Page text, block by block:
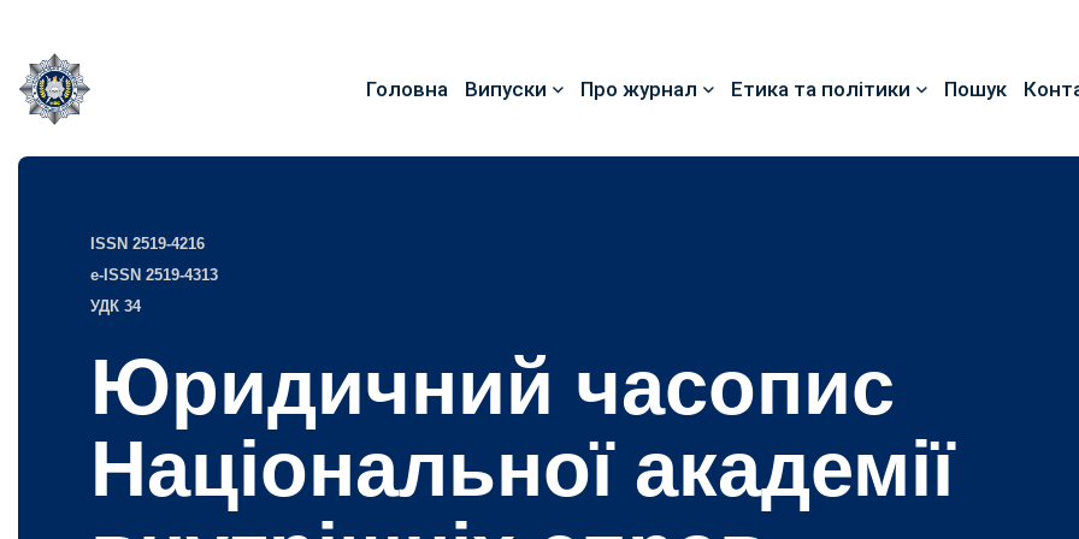
Головна Випуски Про журнал Етика та політики Пошук
ISSN 2519-4216
e-ISSN 2519-4313
УДК 34
Юридичний часопис
Національної академії